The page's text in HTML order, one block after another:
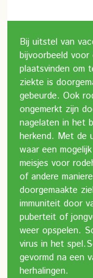
Bij uitstel van
bijvoorbeeld
plaatsvinden om
ziekte is
gebeurde. Ook
ongemerkt zijn
nagelaten in het
herkend. Met de
waar een
meisjes voor
of andere
doorgemaakte
immuniteit door
puberteit of
weer opspelen.
virus in het spel.
gevormd na een
herhalingen.